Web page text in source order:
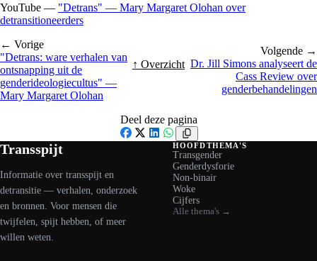
YouTube — "Detrans" — Mary Margaret Olohan over
detransitioneerders
← Vorige
"Detrans: ware verhalen van
ontsnapping uit de
genderideologiecultus" —
Mary Margaret Olohan
↑ Overzicht
Volgende →
Dr. Jill Simons analyseert de
Cass Review over
genderbehandelingen
Deel deze pagina
Facebook
X LinkedIn
WhatsApp
Transspijt
Informatie over transspijt en
detransitie — verhalen, onderzoek
en bronnen. Voor mensen die
twijfelen, spijt hebben, of meer
willen weten.
HOOFDTHEMA'S
Transgender
Genderdysforie
Non-binair
Woke
Cijfers
Alle thema's →